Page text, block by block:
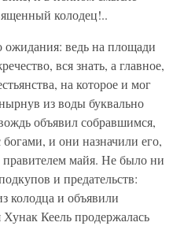
колодец!..
ожидания: ведь на площади
вся знать, а главное,
на которое и мог
из воды буквально
объявил собравшимся,
и они назначили его,
майя. Не было ни
и предательств:
колодца и объявили
Кеель продержалась